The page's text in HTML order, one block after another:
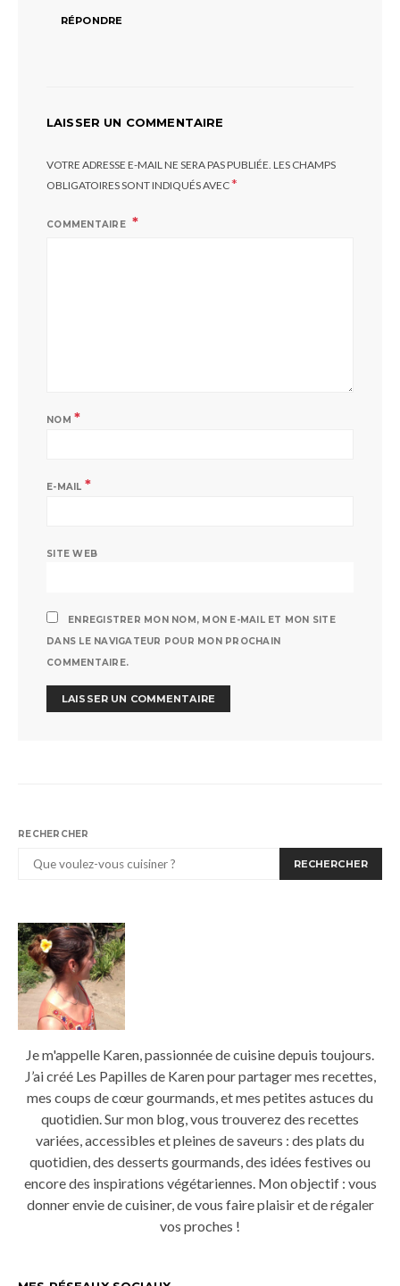
RÉPONDRE
LAISSER UN COMMENTAIRE
VOTRE ADRESSE E-MAIL NE SERA PAS PUBLIÉE. LES CHAMPS
OBLIGATOIRES SONT INDIQUÉS AVEC*
COMMENTAIRE
NOM *
E-MAIL *
SITE WEB
ENREGISTRER MON NOM, MON E-MAIL ET MON SITE
DANS LE NAVIGATEUR POUR MON PROCHAIN
COMMENTAIRE.
RECHERCHER
RECHERCHER
Je m'appelle Karen, passionnée de cuisine depuis toujours.
J’ai créé Les Papilles de Karen pour partager mes recettes,
mes coups de cœur gourmands, et mes petites astuces du
quotidien. Sur mon blog, vous trouverez des recettes
variées, accessibles et pleines de saveurs : des plats du
quotidien, des desserts gourmands, des idées festives ou
encore des inspirations végétariennes. Mon objectif : vous
donner envie de cuisiner, de vous faire plaisir et de régaler
vos proches !